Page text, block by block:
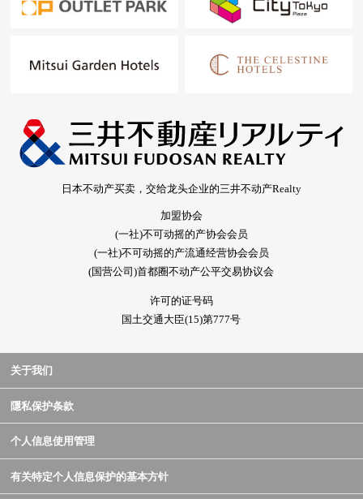
日本不动产买卖，交给龙头企业的三井不动产Realty
加盟协会
(一社)不可动摇的产协会会员
(一社)不可动摇的产流通经营协会会员
(国营公司)首都圈不动产公平交易协议会
许可的证号码
国土交通大臣(15)第777号
关于我们
隱私保护条款
个人信息使用管理
有关特定个人信息保护的基本方针